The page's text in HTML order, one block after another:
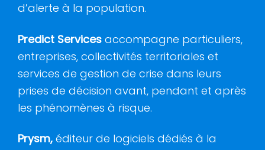
d’alerte à la population.
Predict Services accompagne particuliers,
entreprises, collectivités territoriales et
services de gestion de crise dans leurs
prises de décision avant, pendant et après
les phénomènes à risque.
Prysm, éditeur de logiciels dédiés à la